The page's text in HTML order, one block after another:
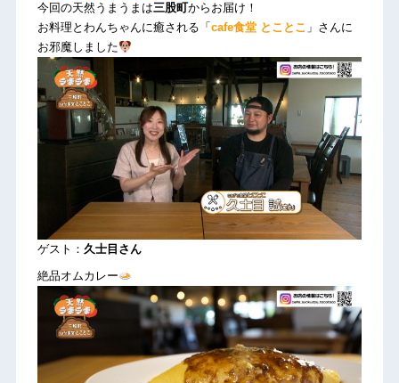
今回の天然うまうまは三股町からお届け！
お料理とわんちゃんに癒される「 cafe食堂 とことこ 」さんに
お邪魔しました
ゲスト： 久士目さん
絶品オムカレー